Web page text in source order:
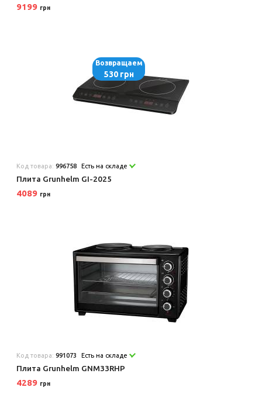
9199 грн
Возвращаем
530 грн
Код товара:996758 Есть на складе
Плита Grunhelm GI-2025
4089 грн
Код товара:991073 Есть на складе
Плита Grunhelm GNM33RHP
4289 грн